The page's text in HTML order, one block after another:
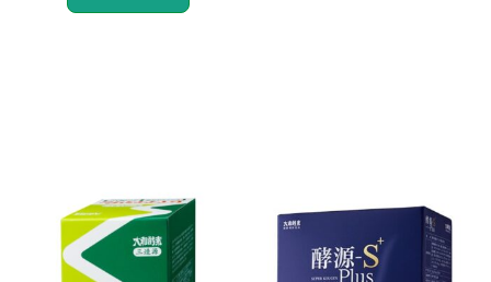
始
價
格：
NT$1,080。
價
格：
NT$2,700。